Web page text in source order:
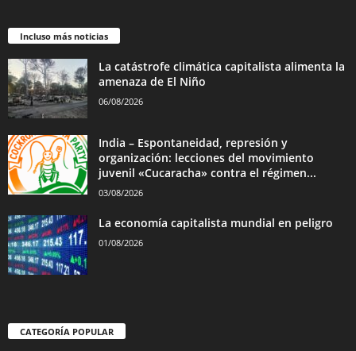
Incluso más noticias
La catástrofe climática capitalista alimenta la
amenaza de El Niño
06/08/2026
India – Espontaneidad, represión y
organización: lecciones del movimiento
juvenil «Cucaracha» contra el régimen...
03/08/2026
La economía capitalista mundial en peligro
01/08/2026
CATEGORÍA POPULAR